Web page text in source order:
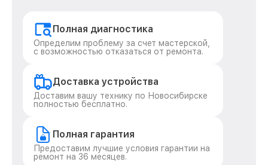
Полная диагностика
Определим проблему за счет мастерской,
с возможностью отказаться от ремонта.
Доставка устройства
Доставим вашу технику по Новосибирске
полностью бесплатно.
Полная гарантия
Предоставим лучшие условия гарантии на
ремонт на 36 месяцев.